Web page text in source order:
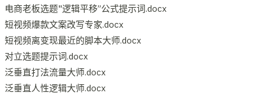
电商老板选题"逻辑平移”公式提示词.docx
短视频爆款文案改写专家.docx
短视频离变现最近的脚本大师.docx
对立选题提示词.docx
泛垂直打法流量大师.docx
泛垂直人性逻辑大师.docx